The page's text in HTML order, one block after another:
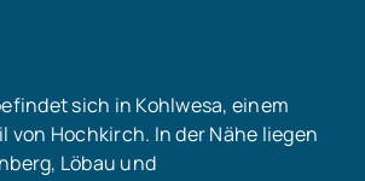
sich in Kohlwesa, einem
von Hochkirch. In der Nähe liegen
Löbau und